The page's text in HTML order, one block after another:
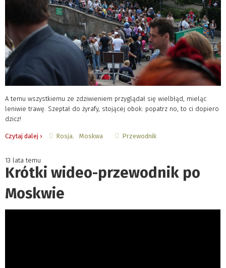
A temu wszystkiemu ze zdziwieniem przyglądał się wielbłąd, mieląc
leniwie trawę. Szeptał do żyrafy, stojącej obok: popatrz no, to ci dopiero
dzicz!
Czytaj dalej › Rosja Moskwa Przewodnik
13 lata temu
Krótki wideo-przewodnik po
Moskwie